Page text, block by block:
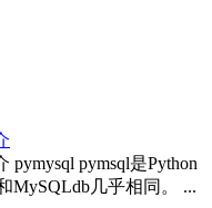
pymysql pymsql是Python
MySQLdb几乎相同。 ...